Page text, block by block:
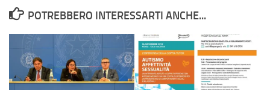
POTREBBERO INTERESSARTI ANCHE...